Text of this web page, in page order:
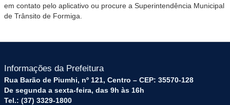
em contato pelo aplicativo ou procure a Superintendência Municipal
de Trânsito de Formiga.
Informações da Prefeitura
Rua Barão de Piumhi, nº 121, Centro – CEP: 35570-128
De segunda a sexta-feira, das 9h às 16h
Tel.: (37) 3329-1800